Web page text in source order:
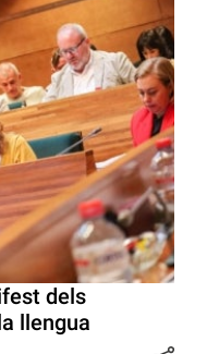
dels
llengua